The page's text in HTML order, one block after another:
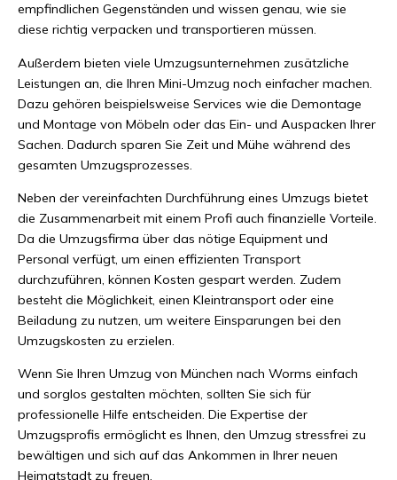
empfindlichen Gegenständen und wissen genau, wie sie
diese richtig verpacken und transportieren müssen.
Außerdem bieten viele Umzugsunternehmen zusätzliche
Leistungen an, die Ihren Mini-Umzug noch einfacher machen.
Dazu gehören beispielsweise Services wie die Demontage
und Montage von Möbeln oder das Ein- und Auspacken Ihrer
Sachen. Dadurch sparen Sie Zeit und Mühe während des
gesamten Umzugsprozesses.
Neben der vereinfachten Durchführung eines Umzugs bietet
die Zusammenarbeit mit einem Profi auch finanzielle Vorteile.
Da die Umzugsfirma über das nötige Equipment und
Personal verfügt, um einen effizienten Transport
durchzuführen, können Kosten gespart werden. Zudem
besteht die Möglichkeit, einen Kleintransport oder eine
Beiladung zu nutzen, um weitere Einsparungen bei den
Umzugskosten zu erzielen.
Wenn Sie Ihren Umzug von München nach Worms einfach
und sorglos gestalten möchten, sollten Sie sich für
professionelle Hilfe entscheiden. Die Expertise der
Umzugsprofis ermöglicht es Ihnen, den Umzug stressfrei zu
bewältigen und sich auf das Ankommen in Ihrer neuen
Heimatstadt zu freuen.